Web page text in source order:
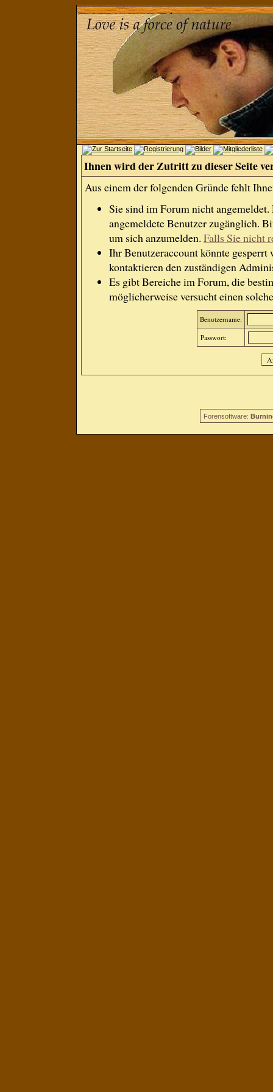
Ihnen wird der Zutritt zu dieser Seite
Aus einem der folgenden Gründe fehlt
Sie sind im Forum nicht
angemeldete Benutzer zugänglich.
um sich anzumelden. Falls Sie nicht
Ihr Benutzeraccount könnte gesperrt
kontaktieren den zuständigen
Es gibt Bereiche im Forum, die
möglicherweise versucht einen
Benutzername:
Passwort:
Forensoftware: